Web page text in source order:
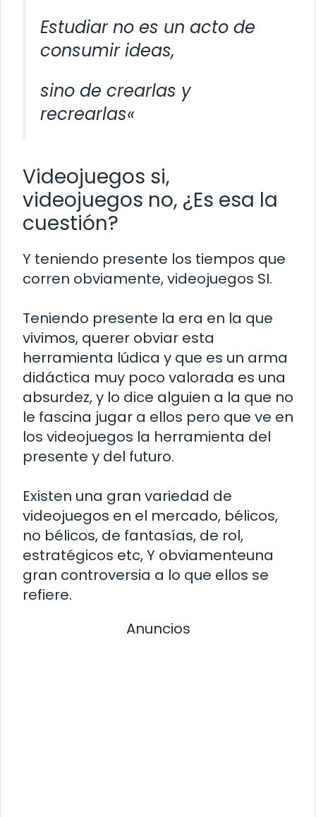
Estudiar no es un acto de
consumir ideas,
sino de crearlas y
recrearlas«
Videojuegos si,
videojuegos no, ¿Es esa la
cuestión?
Y teniendo presente los tiempos que
corren obviamente, videojuegos SI.
Teniendo presente la era en la que
vivimos, querer obviar esta
herramienta lúdica y que es un arma
didáctica muy poco valorada es una
absurdez, y lo dice alguien a la que no
le fascina jugar a ellos pero que ve en
los videojuegos la herramienta del
presente y del futuro.
Existen una gran variedad de
videojuegos en el mercado, bélicos,
no bélicos, de fantasías, de rol,
estratégicos etc, Y obviamenteuna
gran controversia a lo que ellos se
refiere.
Anuncios